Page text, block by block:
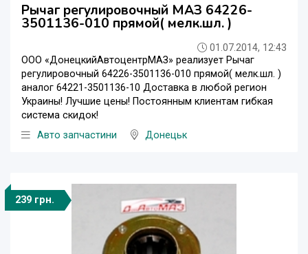
Рычаг регулировочный МАЗ 64226-
3501136-010 прямой( мелк.шл. )
01.07.2014, 12:43
ООО «ДонецкийАвтоцентрМАЗ» реализует Рычаг
регулировочный 64226-3501136-010 прямой( мелк.шл. )
аналог 64221-3501136-10 Доставка в любой регион
Украины! Лучшие цены! Постоянным клиентам гибкая
система скидок!
Авто запчастини
Донецьк
239 грн.